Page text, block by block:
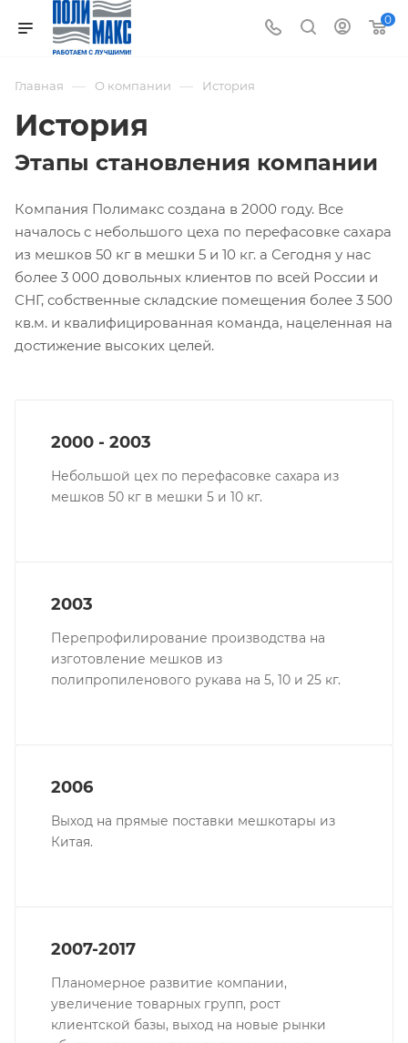
0
Главная — О компании — История
История
Этапы становления компании
Компания Полимакс создана в 2000 году. Все
началось с небольшого цеха по перефасовке сахара
из мешков 50 кг в мешки 5 и 10 кг. а Сегодня у нас
более 3 000 довольных клиентов по всей России и
СНГ, собственные складские помещения более 3 500
кв.м. и квалифицированная команда, нацеленная на
достижение высоких целей.
2000 - 2003
Небольшой цех по перефасовке сахара из
мешков 50 кг в мешки 5 и 10 кг.
2003
Перепрофилирование производства на
изготовление мешков из
полипропиленового рукава на 5, 10 и 25 кг.
2006
Выход на прямые поставки мешкотары из
Китая.
2007-2017
Планомерное развитие компании,
увеличение товарных групп, рост
клиентской базы, выход на новые рынки